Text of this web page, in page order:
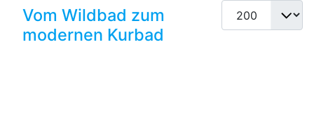
Anzeige #
Vom Wildbad zum
modernen Kurbad